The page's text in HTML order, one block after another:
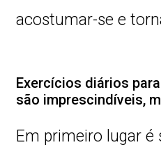
acostumar-se e
Exercícios diários
são imprescindíveis,
Em primeiro lugar